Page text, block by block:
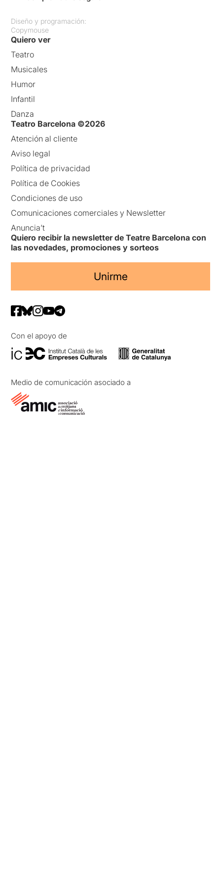
Diseño y programación:
Copymouse
Quiero ver
Teatro
Musicales
Humor
Infantil
Danza
Teatro Barcelona ©2026
Atención al cliente
Aviso legal
Política de privacidad
Política de Cookies
Condiciones de uso
Comunicaciones comerciales y Newsletter
Anuncia’t
Quiero recibir la newsletter de Teatre Barcelona con
las novedades, promociones y sorteos
Unirme
Con el apoyo de
Medio de comunicación asociado a